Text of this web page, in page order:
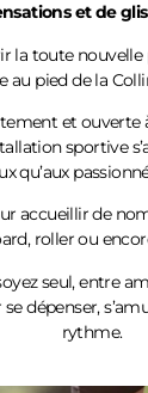
et de
la toute
au pied de la
et ouverte
sportive
qu’aux
accueillir de
roller ou
seul, entre
dépenser,
rythme.